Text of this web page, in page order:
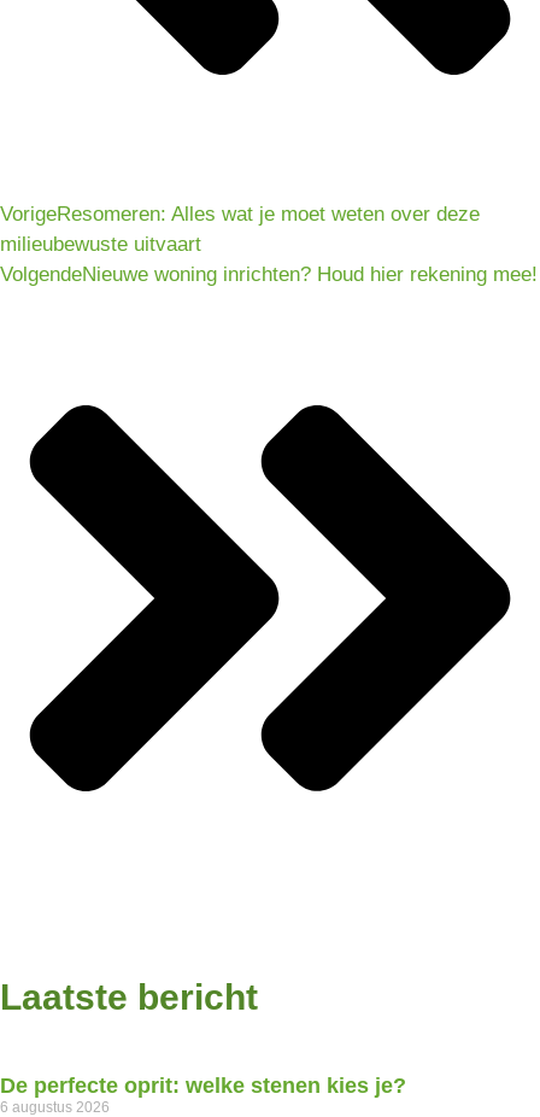
VorigeResomeren: Alles wat je moet weten over deze
milieubewuste uitvaart
VolgendeNieuwe woning inrichten? Houd hier rekening mee!
Laatste bericht
De perfecte oprit: welke stenen kies je?
6 augustus 2026